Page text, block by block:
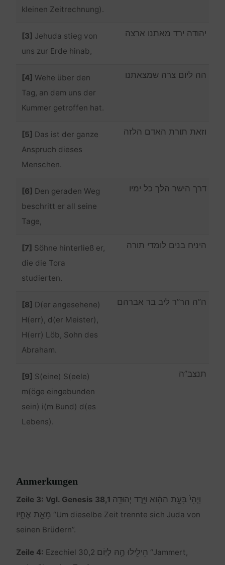
kleinen Zeitrechnung).
[3] Jehuda stieg von
uns zur Erde hinab,
יהודה ירד מאתנו ארצה
[4] Wehe über den
Tag, an dem uns der
Kummer getroffen hat.
הה ליום צרה שמצאתנו
[5] Das ist der ganze
Anspruch dieses
Menschen.
וזאת תורת האדם הלזה
[6] Den geraden Weg
beschritt er all seine
Tage,
דרך הישר הלך כל ימיו
[7] Söhne hinterließ er,
die die Tora
studierten.
היניח בנים לומדי תורה
[8] D(er angesehene)
H(err), d(er Meister),
H(err) Löb, Sohn des
Abraham.
ה”ה הר”ר ליב בר אברהם
[9] S(eine) S(eele)
m(öge eingebunden
sein) i(m Bund) d(es
Lebens).
תנצב”ה
Anmerkungen
Zeile 3: Vgl. Genesis 38,1 וַֽיְהִי֙ בָּעֵ֣ת הַהִ֔וא וַיֵּ֥רֶד יְהוּדָ֖ה
מֵאֵ֣ת אֶחָ֑יו “Um dieselbe Zeit trennte sich Juda von
seinen Brüdern”.
Zeile 4: Ezechiel 30,2 הֵילִ֖ילוּ הָ֥הּ לַיּֽוֹם “Jammert,